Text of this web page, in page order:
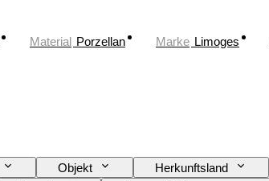
Material Porzellan Marke Limoges
Objekt Herkunftsland